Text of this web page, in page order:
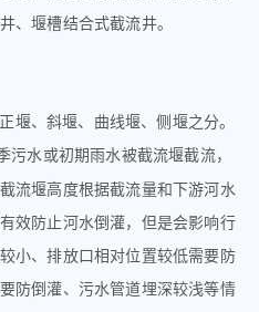
、堰槽结合式截流井。
堰、斜堰、曲线堰、侧堰之分。
污水或初期雨水被截流堰截流，
流堰高度根据截流量和下游河水
效防止河水倒灌，但是会影响行
小、排放口相对位置较低需要防
防倒灌、污水管道埋深较浅等情